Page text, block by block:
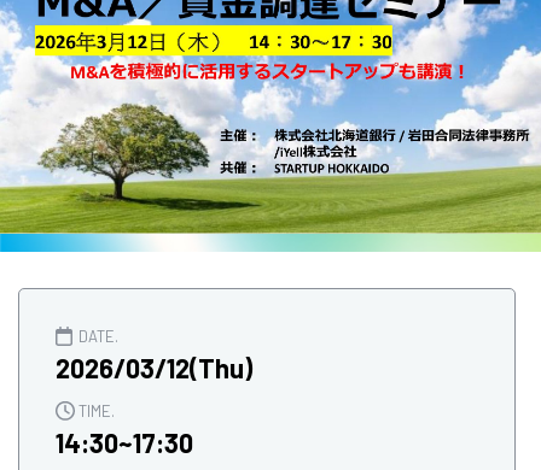
DATE.
2026/03/12(Thu)
TIME.
14:30~17:30